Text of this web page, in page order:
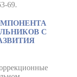
69.
С